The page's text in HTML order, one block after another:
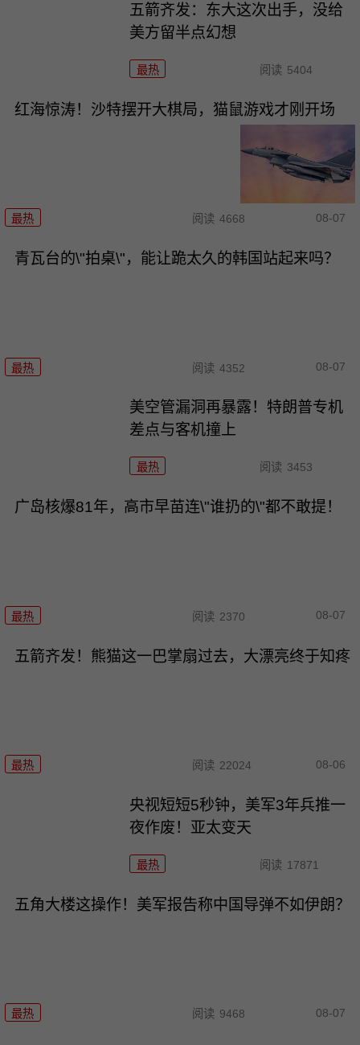
五箭齐发：东大这次出手，没给
美方留半点幻想
最热 阅读 5404
红海惊涛！沙特摆开大棋局，猫鼠游戏才刚开场
最热 阅读 4668 08-07
青瓦台的\"拍桌\"，能让跪太久的韩国站起来吗？
最热 阅读 4352 08-07
美空管漏洞再暴露！特朗普专机
差点与客机撞上
最热 阅读 3453
广岛核爆81年，高市早苗连\"谁扔的\"都不敢提！
最热 阅读 2370 08-07
五箭齐发！熊猫这一巴掌扇过去，大漂亮终于知疼
最热 阅读 22024 08-06
央视短短5秒钟，美军3年兵推一
夜作废！亚太变天
最热 阅读 17871
五角大楼这操作！美军报告称中国导弹不如伊朗？
最热 阅读 9468 08-07